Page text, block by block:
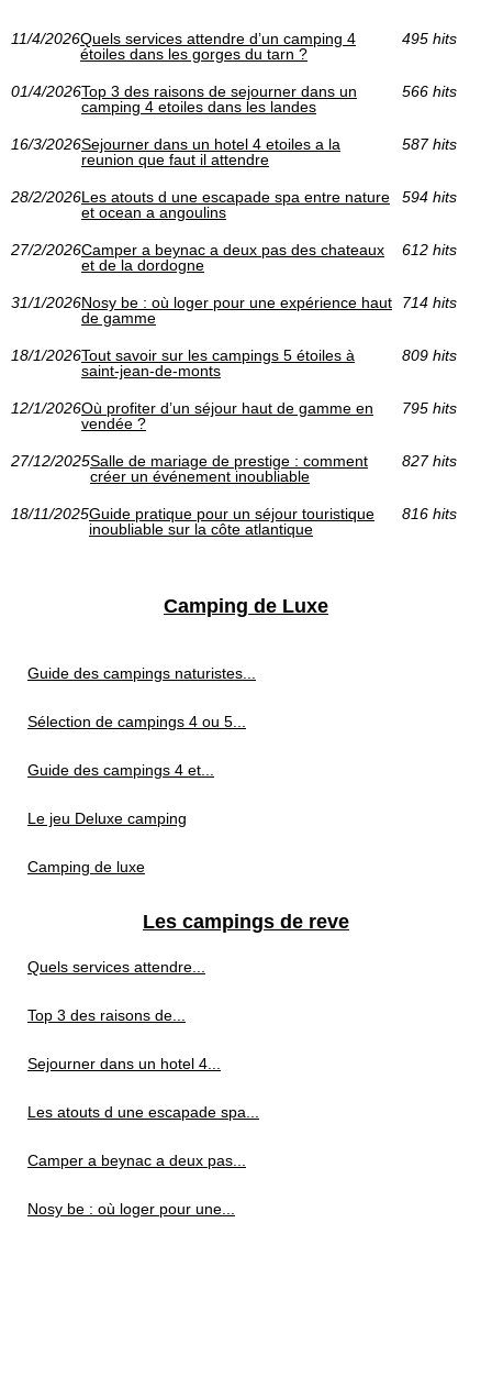
11/4/2026Quels services attendre d’un camping 4
étoiles dans les gorges du tarn ?
495 hits
01/4/2026Top 3 des raisons de sejourner dans un
camping 4 etoiles dans les landes
566 hits
16/3/2026Sejourner dans un hotel 4 etoiles a la
reunion que faut il attendre
587 hits
28/2/2026Les atouts d une escapade spa entre nature
et ocean a angoulins
594 hits
27/2/2026Camper a beynac a deux pas des chateaux
et de la dordogne
612 hits
31/1/2026Nosy be : où loger pour une expérience haut
de gamme
714 hits
18/1/2026Tout savoir sur les campings 5 étoiles à
saint-jean-de-monts
809 hits
12/1/2026Où profiter d’un séjour haut de gamme en
vendée ?
795 hits
27/12/2025Salle de mariage de prestige : comment
créer un événement inoubliable
827 hits
18/11/2025Guide pratique pour un séjour touristique
inoubliable sur la côte atlantique
816 hits
Camping de Luxe
Guide des campings naturistes...
Sélection de campings 4 ou 5...
Guide des campings 4 et...
Le jeu Deluxe camping
Camping de luxe
Les campings de reve
Quels services attendre...
Top 3 des raisons de...
Sejourner dans un hotel 4...
Les atouts d une escapade spa...
Camper a beynac a deux pas...
Nosy be : où loger pour une...